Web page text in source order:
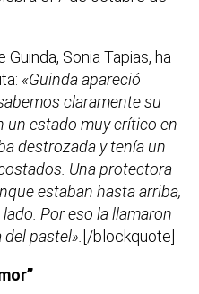
Sonia Tapias, ha
«Guinda apareció
claramente su
un estado muy crítico en
destrozada y tenía un
Una protectora
estaban hasta arriba,
Por eso la llamaron
pastel». [/blockquote]